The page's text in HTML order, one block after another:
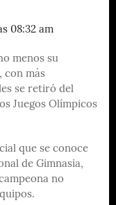
08:32 am
menos su
con más
se retiró del
Juegos Olímpicos
que se conoce
de Gimnasia,
no